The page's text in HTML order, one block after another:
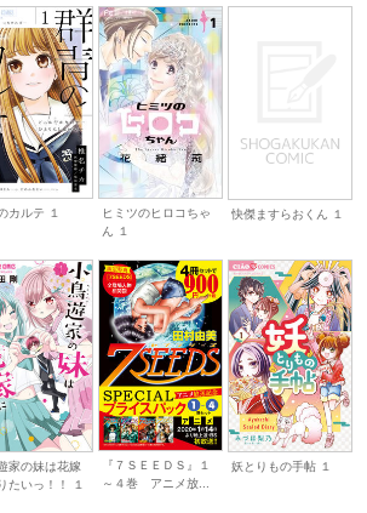
カルテ １
ヒミツのヒロコちゃ
ん １
快傑ますらおくん １
家の妹は花嫁
たいっ！！ １
『７ＳＥＥＤＳ』１
～４巻 アニメ放...
妖とりもの手帖 １